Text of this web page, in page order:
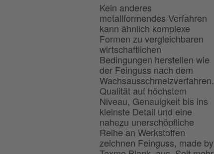
Kein anderes
metallformendes Verfahren
kann ähnlich komplexe
Formen zu vergleichbaren
wirtschaftlichen
Bedingungen herstellen wie
der Feinguss nach dem
Wachsausschmelzverfahren.
Qualität auf höchstem
Niveau, Genauigkeit bis ins
kleinste Detail und eine
nahezu unerschöpfliche
Reihe an Werkstoffen
zeichnen Feinguss, made by